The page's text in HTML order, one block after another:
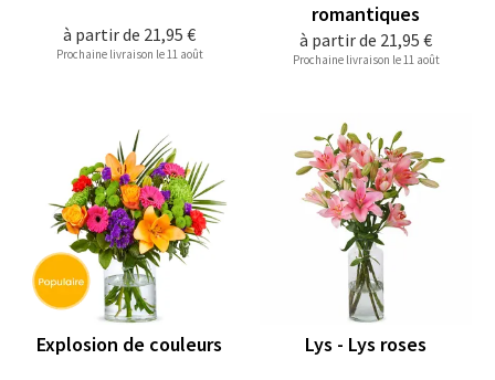
à partir de 21,95 €
Prochaine livraison le 11 août
à partir de 21,95 €
romantiques
Prochaine livraison le 11 août
Explosion de couleurs Lys - Lys roses